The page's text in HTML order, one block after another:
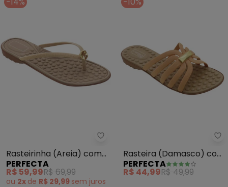
Perfecta - Rasteirinha (Areia)
Rasteirinha (Areia) com
Palmilha Confort
PERFECTA
R$ 59,99R$ 69,99
ou 2x de R$ 29,99 sem juros
Rasteira (Damasco) com
Palmilha Confort
PERFECTA
R$ 44,99R$ 49,99